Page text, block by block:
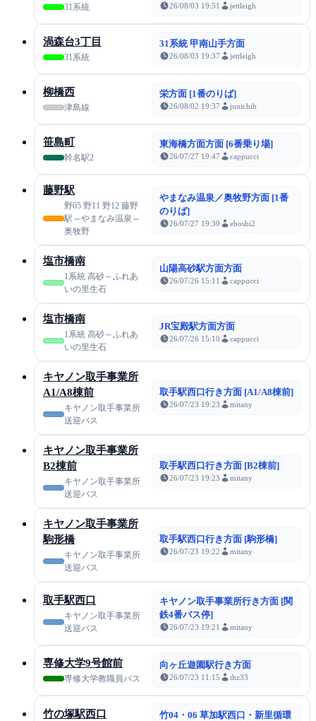
31系統 26/08/03 19:51 jettleigh
渦森台3丁目
31系統
31系統 甲南山手方面
26/08/03 19:37 jettleigh
柳橋西
津島線
栄方面 [1番のりば]
26/08/02 19:37 junichih
笹島町
幹名駅2
東海橋方面方面 [6番乗り場]
26/07/27 19:47 cappucci
藤野駅
野05 野11 野12 藤野
駅⇔やまなみ温泉⇔
奥牧野
やまなみ温泉／奥牧野方面 [1番
のりば]
26/07/27 19:30 eboshi2
塩市橋南
1系統 高砂～ふれあ
いの里生石
山陽高砂駅方面方面
26/07/26 15:11 cappucci
塩市橋南
1系統 高砂～ふれあ
いの里生石
JR宝殿駅方面方面
26/07/26 15:10 cappucci
キヤノン取手事業所
A1/A8棟前
キヤノン取手事業所
送迎バス
取手駅西口行き方面 [A1/A8棟前]
26/07/23 19:23 mitany
キヤノン取手事業所
B2棟前
キヤノン取手事業所
送迎バス
取手駅西口行き方面 [B2棟前]
26/07/23 19:23 mitany
キヤノン取手事業所
駒形橋
キヤノン取手事業所
送迎バス
取手駅西口行き方面 [駒形橋]
26/07/23 19:22 mitany
取手駅西口
キヤノン取手事業所
送迎バス
キヤノン取手事業所行き方面 [関
鉄4番バス停]
26/07/23 19:21 mitany
専修大学9号館前
専修大学教職員バス
向ヶ丘遊園駅行き方面
26/07/23 11:15 thz33
竹の塚駅西口
竹04・06 草加駅西口・新里循環